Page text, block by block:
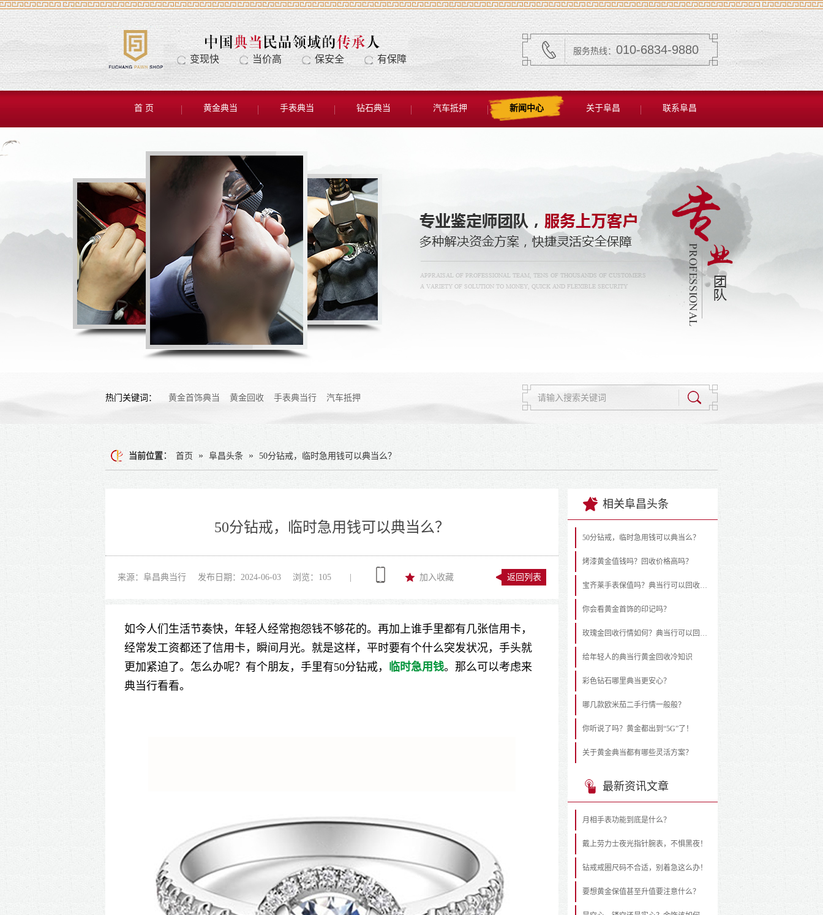
变现快 当价高 保安全 有保障
服务热线：010-6834-9880
首 页 黄金典当 手表典当 钻石典当 汽车抵押 新闻中心 关于阜昌 联系阜昌
热门关键词： 黄金首饰典当 黄金回收 手表典当行 汽车抵押
当前位置 ： 首页 » 阜昌头条 » 50分钻戒，临时急用钱可以典当么？
50分钻戒，临时急用钱可以典当么？
返回列表
加入收藏
来源：阜昌典当行 发布日期：2024-06-03 浏览： 105
如今人们生活节奏快，年轻人经常抱怨钱不够花的。再加上谁手里都有几张信用卡，
经常发工资都还了信用卡，瞬间月光。就是这样，平时要有个什么突发状况，手头就
更加紧迫了。怎么办呢？有个朋友，手里有50分钻戒， 临时急用钱。那么可以考虑来
典当行看看。
相关阜昌头条
50分钻戒，临时急用钱可以典当么？
烤漆黄金值钱吗？回收价格高吗？
宝齐莱手表保值吗？典当行可以回收吗？
你会看黄金首饰的印记吗？
玫瑰金回收行情如何？典当行可以回收吗？
给年轻人的典当行黄金回收冷知识
彩色钻石哪里典当更安心？
哪几款欧米茄二手行情一般般？
你听说了吗？黄金都出到“5G”了！
关于黄金典当都有哪些灵活方案？
最新资讯文章
月相手表功能到底是什么？
戴上劳力士夜光指针腕表，不惧黑夜！
钻戒戒圈尺码不合适，别着急这么办！
要想黄金保值甚至升值要注意什么？